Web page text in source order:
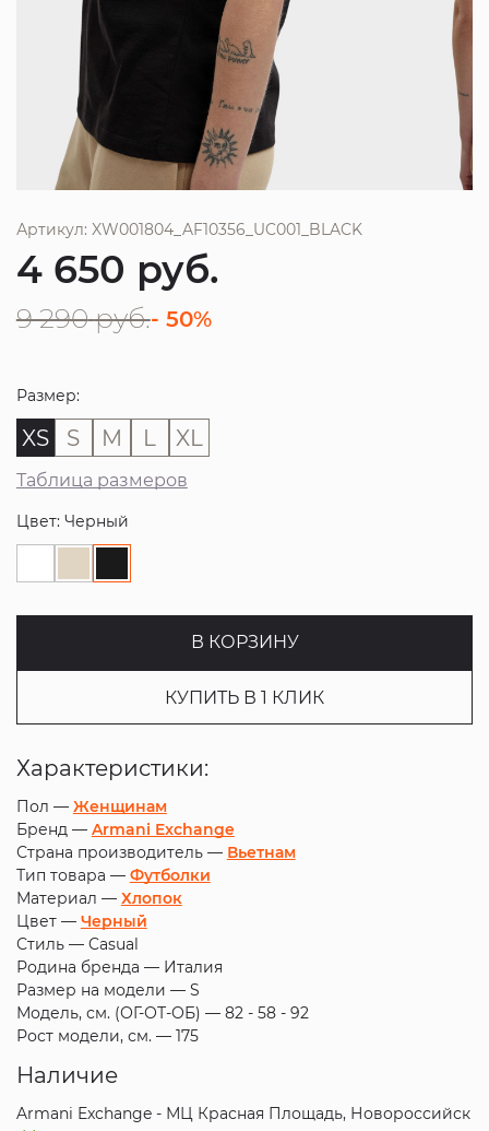
Артикул: XW001804_AF10356_UC001_BLACK
4 650 руб.
9 290 руб.- 50%
Размер:
XS S M L XL
Таблица размеров
Цвет: Черный
В КОРЗИНУ
КУПИТЬ В 1 КЛИК
Характеристики:
Пол — Женщинам
Бренд — Armani Exchange
Страна производитель — Вьетнам
Тип товара — Футболки
Материал — Хлопок
Цвет — Черный
Стиль — Casual
Родина бренда — Италия
Размер на модели — S
Модель, см. (ОГ-ОТ-ОБ) — 82 - 58 - 92
Рост модели, см. — 175
Наличие
Armani Exchange - МЦ Красная Площадь, Новороссийск